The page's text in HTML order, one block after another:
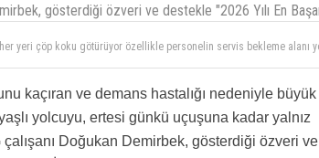
gösterdiği özveri ve destekle "2026 Yılı En
yeni, modern ve ferah bir terminal yapmadan ödül mödül vermeyin.
gidiyor inşaat atıkları desen var ve restaurantlara gelen
tutarsanız tutun her yeri çöp götürüyor
kaçıran ve demans hastalığı nedeniyle büyük
yolcuyu, ertesi günkü uçuşuna kadar yalnız
çalışanı Doğukan Demirbek, gösterdiği özveri ve